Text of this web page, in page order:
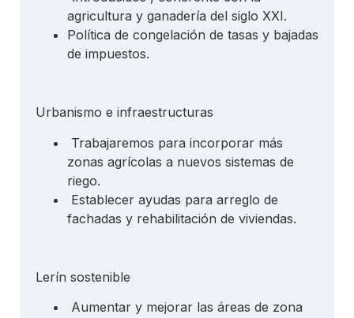
agricultura y ganadería del siglo XXI.
Política de congelación de tasas y bajadas
de impuestos.
Urbanismo e infraestructuras
Trabajaremos para incorporar más
zonas agrícolas a nuevos sistemas de
riego.
Establecer ayudas para arreglo de
fachadas y rehabilitación de viviendas.
Lerín sostenible
Aumentar y mejorar las áreas de zona